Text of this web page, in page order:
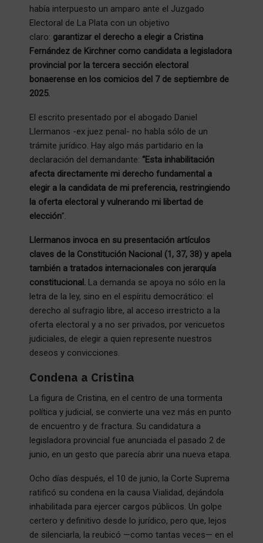
había interpuesto un amparo ante el Juzgado
Electoral de La Plata con un objetivo
claro: garantizar el derecho a elegir a Cristina
Fernández de Kirchner como candidata a legisladora
provincial por la tercera sección electoral
bonaerense en los comicios del 7 de septiembre de
2025.
El escrito presentado por el abogado Daniel
Llermanos -ex juez penal- no habla sólo de un
trámite jurídico. Hay algo más partidario en la
declaración del demandante: “Esta inhabilitación
afecta directamente mi derecho fundamental a
elegir a la candidata de mi preferencia, restringiendo
la oferta electoral y vulnerando mi libertad de
elección”.
Llermanos invoca en su presentación artículos
claves de la Constitución Nacional (1, 37, 38) y apela
también a tratados internacionales con jerarquía
constitucional. La demanda se apoya no sólo en la
letra de la ley, sino en el espíritu democrático: el
derecho al sufragio libre, al acceso irrestricto a la
oferta electoral y a no ser privados, por vericuetos
judiciales, de elegir a quien represente nuestros
deseos y convicciones.
Condena a Cristina
La figura de Cristina, en el centro de una tormenta
política y judicial, se convierte una vez más en punto
de encuentro y de fractura. Su candidatura a
legisladora provincial fue anunciada el pasado 2 de
junio, en un gesto que parecía abrir una nueva etapa.
Ocho días después, el 10 de junio, la Corte Suprema
ratificó su condena en la causa Vialidad, dejándola
inhabilitada para ejercer cargos públicos. Un golpe
certero y definitivo desde lo jurídico, pero que, lejos
de silenciarla, la reubicó —como tantas veces— en el